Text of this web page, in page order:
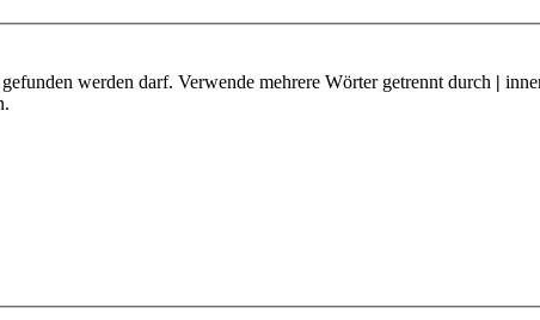
werden darf. Verwende mehrere Wörter getrennt durch |